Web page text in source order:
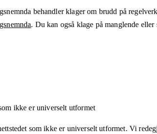
behandler klager om brudd på
. Du kan også klage på manglende
ikke er universelt utformet
som ikke er universelt utformet. Vi